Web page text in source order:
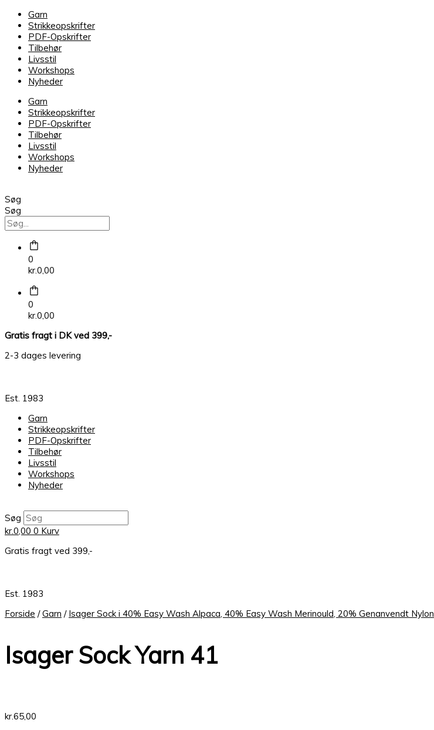
Garn
Strikkeopskrifter
PDF-Opskrifter
Tilbehør
Livsstil
Workshops
Nyheder
Garn
Strikkeopskrifter
PDF-Opskrifter
Tilbehør
Livsstil
Workshops
Nyheder
Søg
Søg
0
kr.0,00
0
kr.0,00
Gratis fragt i DK ved 399,-
2-3 dages levering
Est. 1983
Garn
Strikkeopskrifter
PDF-Opskrifter
Tilbehør
Livsstil
Workshops
Nyheder
Søg
kr.0,00 0 Kurv
Gratis fragt ved 399,-
Est. 1983
Forside /Garn / Isager Sock i 40% Easy Wash Alpaca, 40% Easy Wash Merinould, 20% Genanvendt Nylon
Isager Sock Yarn 41
kr.65,00
Sock
Yarn
antal